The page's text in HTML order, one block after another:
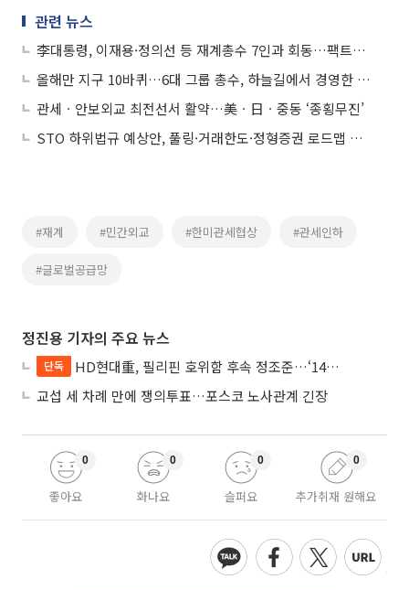
관련 뉴스
李대통령, 이재용·정의선 등 재계총수 7인과 회동…팩트시트 후속논의
올해만 지구 10바퀴…6대 그룹 총수, 하늘길에서 경영한 한 해
관세ㆍ안보외교 최전선서 활약…美ㆍ日ㆍ중동 ‘종횡무진’
STO 하위법규 예상안, 풀링·거래한도·정형증권 로드맵 제시
#재계 #민간외교 #한미관세협상 #관세인하
#글로벌공급망
정진용 기자의 주요 뉴스
단독
HD현대重, 필리핀 호위함 후속 정조준…‘14척+α’ 싹쓸이 노린다
교섭 세 차례 만에 쟁의투표…포스코 노사관계 긴장
좋아요
0
화나요
0
슬퍼요
0
추가취재 원해요
0